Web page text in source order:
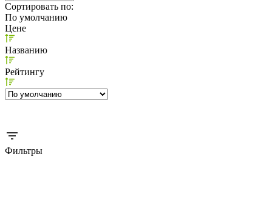
Сортировать по:
По умолчанию
Цене
Названию
Рейтингу
Фильтры